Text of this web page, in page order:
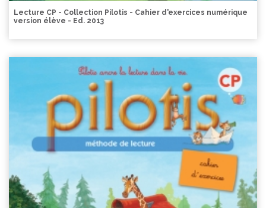
Lecture CP - Collection Pilotis - Cahier d'exercices numérique
version élève - Ed. 2013